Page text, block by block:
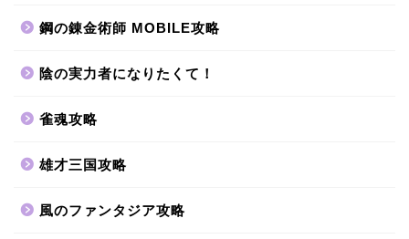
鋼の錬金術師 MOBILE攻略
陰の実力者になりたくて！
雀魂攻略
雄才三国攻略
風のファンタジア攻略